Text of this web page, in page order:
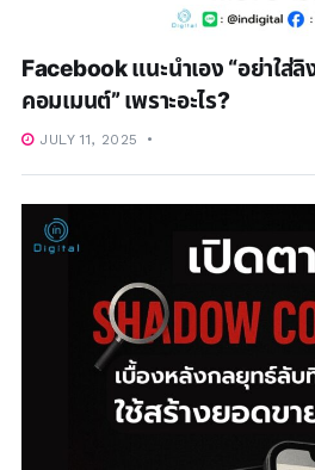
Facebook แนะนำเอง “อย่าใส่ลิ
คอมเมนต์” เพราะอะไร?
JULY 11, 2025